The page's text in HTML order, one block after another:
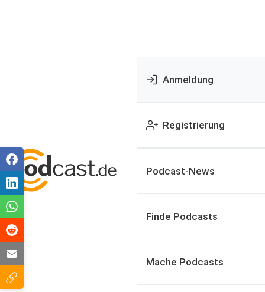
Anmeldung
Registrierung
Podcast-News
Finde Podcasts
Mache Podcasts